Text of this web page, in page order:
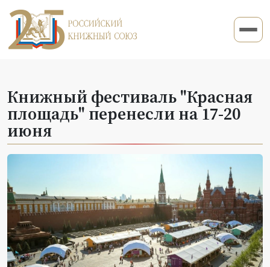
Книжный фестиваль "Красная
площадь" перенесли на 17-20
июня